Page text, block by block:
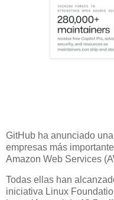
GitHub ha anunciado
empresas más
Amazon Web Services
Todas ellas han
iniciativa Linux